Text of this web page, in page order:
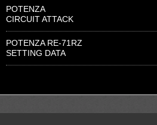
POTENZA
CIRCUIT ATTACK
POTENZA RE-71RZ
SETTING DATA